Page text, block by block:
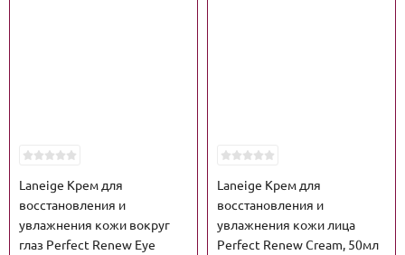
Laneige Крем для
восстановления и
увлажнения кожи вокруг
глаз Perfect Renew Eye
Laneige Крем для
восстановления и
увлажнения кожи лица
Perfect Renew Cream, 50мл